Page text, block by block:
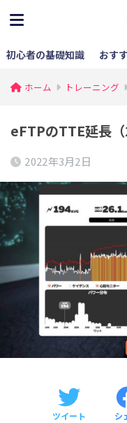
初心者の基礎知識 おす
ホーム トレーニング
eFTPのTTE延長
2022年3月2日
ツイート シ